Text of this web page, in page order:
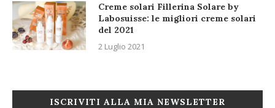
Creme solari Fillerina Solare by
Labosuisse: le migliori creme solari
del 2021
2 Luglio 2021
ISCRIVITI ALLA MIA NEWSLETTER